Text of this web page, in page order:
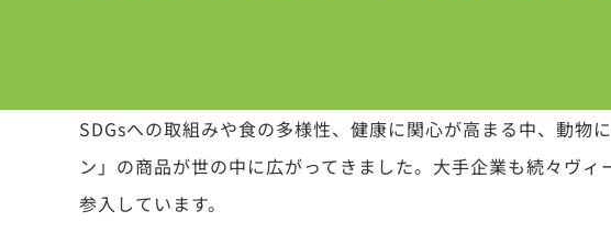
SDGsへの取組みや食の多様性、健康に関心が高まる中、動物
ン」の商品が世の中に広がってきました。大手企業も続々ヴ
参入しています。